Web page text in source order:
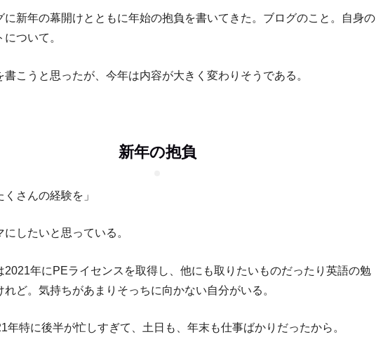
に新年の幕開けとともに年始の抱負を書いてきた。ブログのこと。自身の
ついて。
書こうと思ったが、今年は内容が大きく変わりそうである。
新年の抱負
さんの経験を」
したいと思っている。
2021年にPEライセンスを取得し、他にも取りたいものだったり英語の勉
れど。気持ちがあまりそっちに向かない自分がいる。
年特に後半が忙しすぎて、土日も、年末も仕事ばかりだったから。